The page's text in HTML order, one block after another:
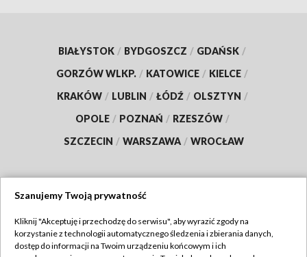
BIAŁYSTOK / BYDGOSZCZ / GDAŃSK /
GORZÓW WLKP. / KATOWICE / KIELCE /
KRAKÓW / LUBLIN / ŁÓDŹ / OLSZTYN /
OPOLE / POZNAŃ / RZESZÓW /
SZCZECIN / WARSZAWA / WROCŁAW
TVP
Szanujemy Twoją prywatność
Kliknij "Akceptuję i przechodzę do serwisu", aby wyrazić zgody na
korzystanie z technologii automatycznego śledzenia i zbierania danych,
dostęp do informacji na Twoim urządzeniu końcowym i ich